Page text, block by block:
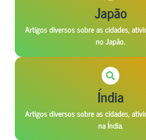
Japão
Artigos diversos sobre as cidades,
no Japão.
Índia
Artigos diversos sobre as cidades,
na Índia.